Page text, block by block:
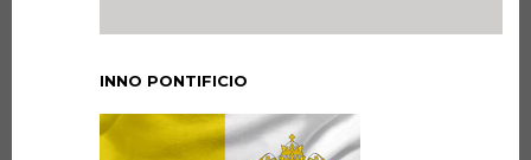
INNO PONTIFICIO